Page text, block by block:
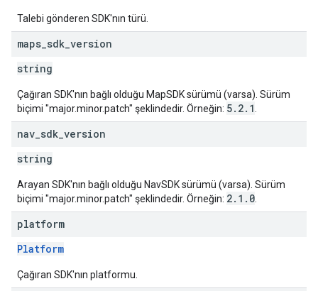
Talebi gönderen SDK'nın türü.
maps sdk version
string
Çağıran SDK'nın bağlı olduğu MapSDK sürümü (varsa). Sürüm
biçimi "major.minor.patch" şeklindedir. Örneğin: 5.2.1
nav sdk version
string
Arayan SDK'nın bağlı olduğu NavSDK sürümü (varsa). Sürüm
biçimi "major.minor.patch" şeklindedir. Örneğin: 2.1.0
platform
Platform
Çağıran SDK'nın platformu.